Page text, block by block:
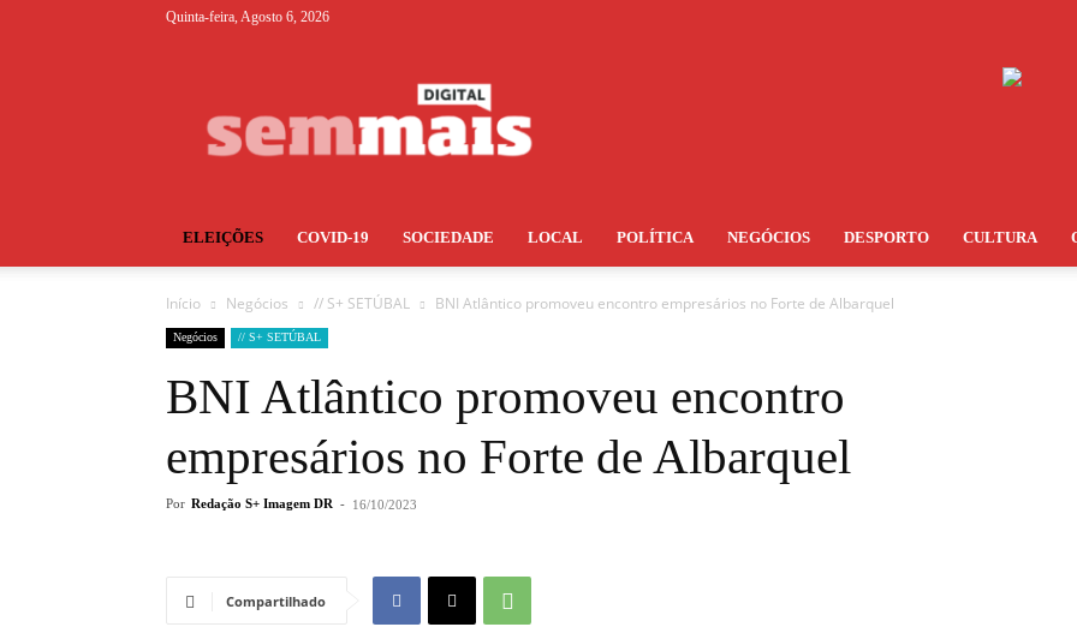
Quinta-feira, Agosto 6, 2026
ELEIÇÕES COVID-19 SOCIEDADE LOCAL POLÍTICA NEGÓCIOS DESPORTO CULTURA
Início Negócios // S+ SETÚBAL BNI Atlântico promoveu encontro empresários no Forte de Albarquel
Negócios // S+ SETÚBAL
BNI Atlântico promoveu encontro
empresários no Forte de Albarquel
Por Redação S+ Imagem DR - 16/10/2023
Compartilhado